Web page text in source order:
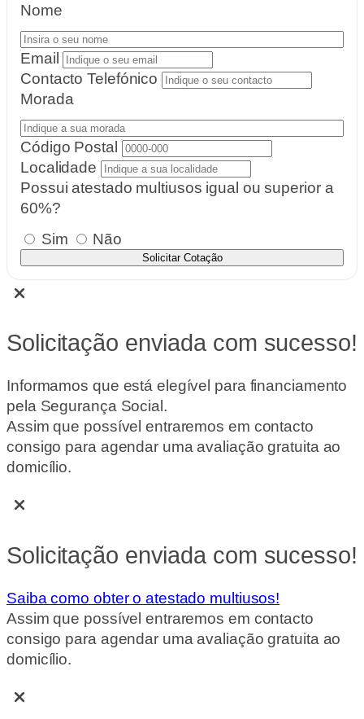
Nome
Email
Contacto Telefónico
Morada
Código Postal
Localidade
Possui atestado multiusos igual ou superior a
60%?
Sim
Não
Solicitar Cotação
Solicitação enviada com sucesso!
Informamos que está elegível para financiamento
pela Segurança Social.
Assim que possível entraremos em contacto
consigo para agendar uma avaliação gratuita ao
domicílio.
Solicitação enviada com sucesso!
Saiba como obter o atestado multiusos!
Assim que possível entraremos em contacto
consigo para agendar uma avaliação gratuita ao
domicílio.